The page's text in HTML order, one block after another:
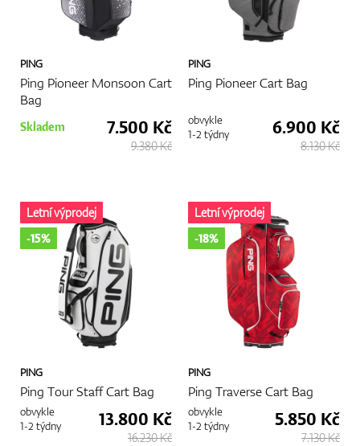
PING
Ping Pioneer Monsoon Cart
Bag
Skladem 7.500 Kč
9.380 Kč
PING
Ping Pioneer Cart Bag
obvykle
1-2 týdny
6.900 Kč
8.130 Kč
PING
Ping Tour Staff Cart Bag
Letní výprodej
-15%
obvykle
1-2 týdny
13.800 Kč
16.230 Kč
PING
Ping Traverse Cart Bag
Letní výprodej
-18%
obvykle
1-2 týdny
5.850 Kč
7.130 Kč